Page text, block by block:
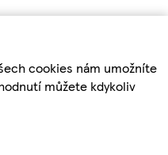
cookies nám umožníte
můžete kdykoliv